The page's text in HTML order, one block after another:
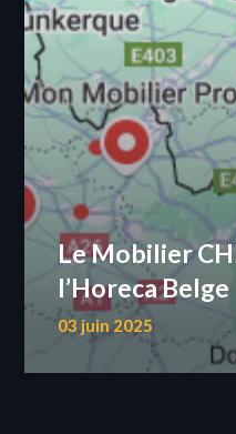
Le Mobilier
l’Horeca Belge
03 juin 2025